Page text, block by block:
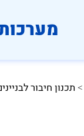
> תכנון חיבור